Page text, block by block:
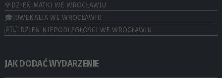
🌹DZIEŃ MATKI WE WROCŁAWIU
🎓JUWENALIA WE WROCŁAWIU
🇵🇱 DZIEŃ NIEPODLEGŁOŚCI WE WROCŁAWIU
JAK DODAĆ WYDARZENIE